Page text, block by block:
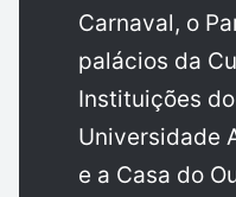
Carnaval, o
palácios da
Instituições
Universidade
e a Casa do